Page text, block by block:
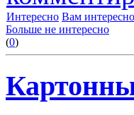
Интересно Вам интересно
Больше не интересно
(0)